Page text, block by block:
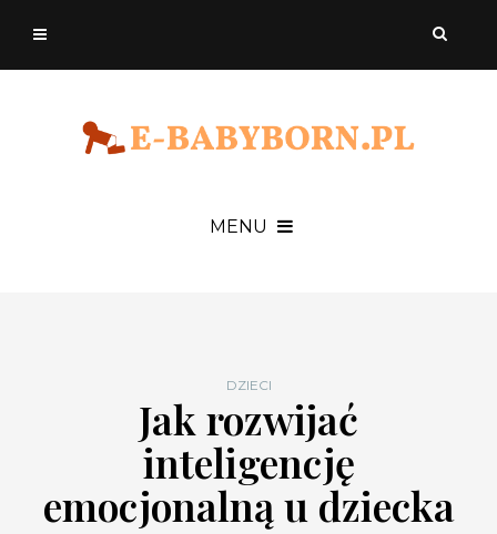
MENU
DZIECI
Jak rozwijać
inteligencję
emocjonalną u dziecka